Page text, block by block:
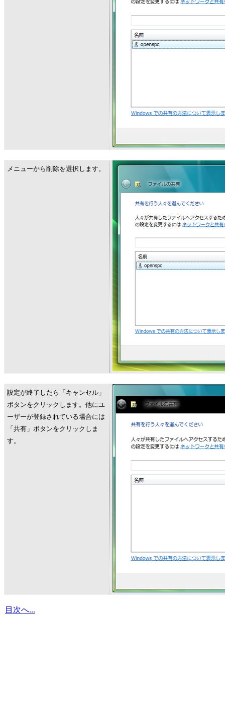
メニューから削除を選択します。
設定が終了したら「キャンセル」
ボタンをクリックします。他にユ
ーザーが登録されている場合には
「共有」ボタンをクリックしま
す。
目次へ...